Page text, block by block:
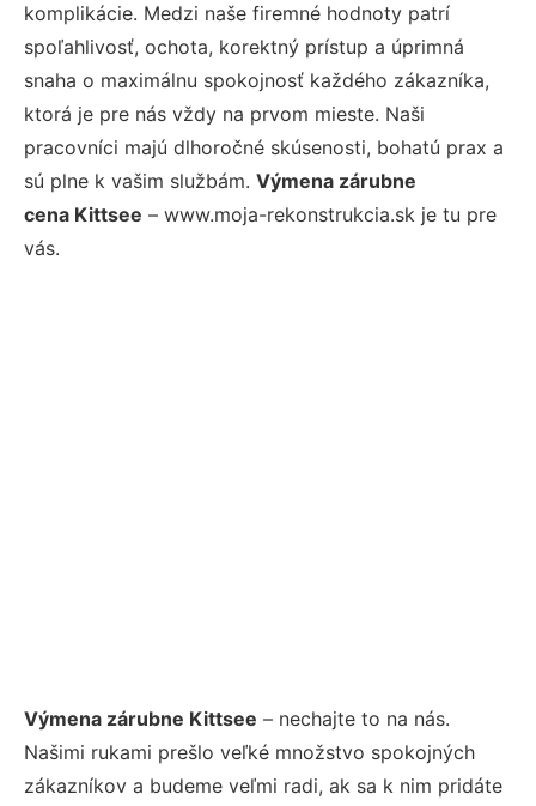
komplikácie. Medzi naše firemné hodnoty patrí
spoľahlivosť, ochota, korektný prístup a úprimná
snaha o maximálnu spokojnosť každého zákazníka,
ktorá je pre nás vždy na prvom mieste. Naši
pracovníci majú dlhoročné skúsenosti, bohatú prax a
sú plne k vašim službám. Výmena zárubne
cena Kittsee – www.moja-rekonstrukcia.sk je tu pre
vás.
Výmena zárubne Kittsee – nechajte to na nás.
Našimi rukami prešlo veľké množstvo spokojných
zákazníkov a budeme veľmi radi, ak sa k nim pridáte